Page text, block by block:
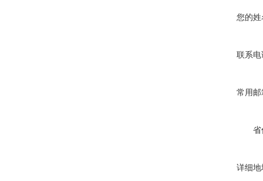
您的姓
联系电
常用邮
省
详细地